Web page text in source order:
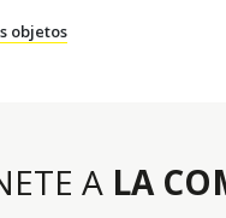
objetos
A LA